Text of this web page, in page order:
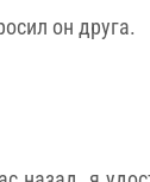
он друга.